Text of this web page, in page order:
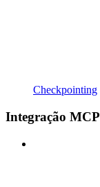
Checkpointing
Integração MCP